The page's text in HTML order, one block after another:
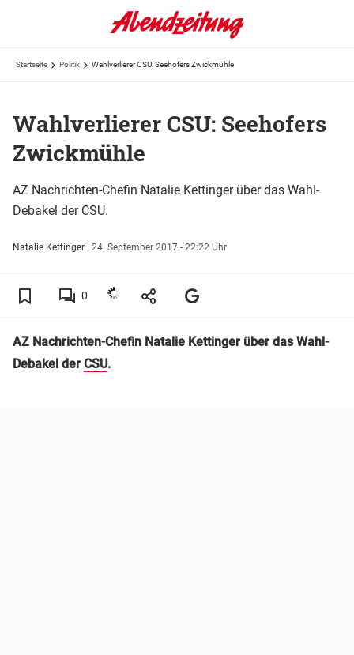
Startseite Politik Wahlverlierer CSU: Seehofers Zwickmühle
Wahlverlierer CSU: Seehofers
Zwickmühle
AZ Nachrichten-Chefin Natalie Kettinger über das Wahl-
Debakel der CSU.
Natalie Kettinger | 24. September 2017 - 22:22 Uhr
0
AZ Nachrichten-Chefin Natalie Kettinger über das Wahl-
Debakel der CSU.